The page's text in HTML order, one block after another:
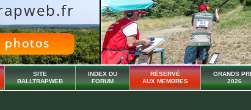
SITE
BALLTRAPWEB
INDEX DU
FORUM
RÉSERVÉ
AUX MEMBRES
GRANDS
2026